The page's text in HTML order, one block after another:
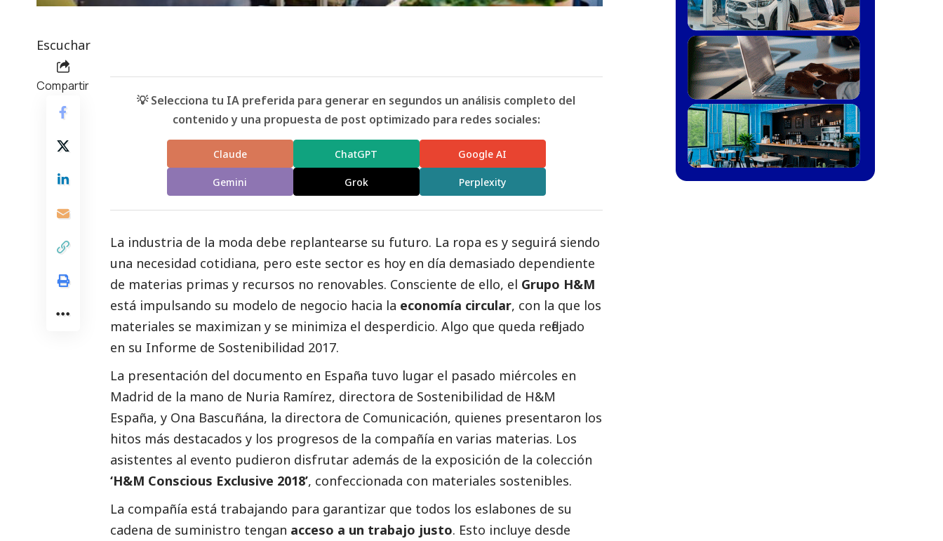
Escuchar
Compartir
💡 Selecciona tu IA preferida para generar en segundos un análisis completo del
contenido y una propuesta de post optimizado para redes sociales:
Claude ChatGPT Google AI
Gemini Grok Perplexity
La industria de la moda debe replantearse su futuro. La ropa es y seguirá siendo
una necesidad cotidiana, pero este sector es hoy en día demasiado dependiente
de materias primas y recursos no renovables. Consciente de ello, el Grupo H&M
está impulsando su modelo de negocio hacia la economía circular, con la que los
materiales se maximizan y se minimiza el desperdicio. Algo que queda reflejado
en su Informe de Sostenibilidad 2017.
La presentación del documento en España tuvo lugar el pasado miércoles en
Madrid de la mano de Nuria Ramírez, directora de Sostenibilidad de H&M
España, y Ona Bascuñána, la directora de Comunicación, quienes presentaron los
hitos más destacados y los progresos de la compañía en varias materias. Los
asistentes al evento pudieron disfrutar además de la exposición de la colección
‘H&M Conscious Exclusive 2018’, confeccionada con materiales sostenibles.
La compañía está trabajando para garantizar que todos los eslabones de su
cadena de suministro tengan acceso a un trabajo justo. Esto incluye desde